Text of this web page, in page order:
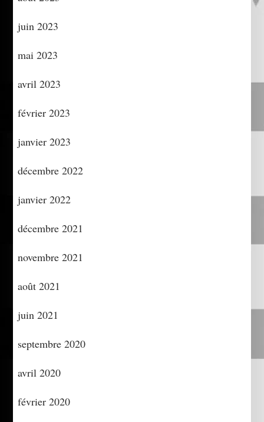
juin 2023
mai 2023
avril 2023
février 2023
janvier 2023
décembre 2022
janvier 2022
décembre 2021
novembre 2021
août 2021
juin 2021
septembre 2020
avril 2020
février 2020